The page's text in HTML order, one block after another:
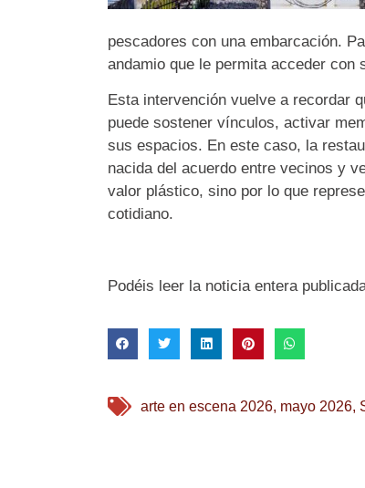
pescadores con una embarcación.
andamio que le permita acceder con
Esta intervención vuelve a recordar
puede sostener vínculos, activar
sus espacios. En este caso, la
nacida del acuerdo entre vecinos y
valor plástico, sino por lo que
cotidiano.
Podéis leer la noticia entera
arte en escena 2026, mayo 2026,